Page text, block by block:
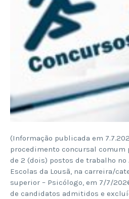
(Informação publicada em
procedimento concursal comum
de 2 (dois) postos de trabalho
Escolas da Lousã, na carreira/
superior – Psicólogo, em 7/7/
de candidatos admitidos e